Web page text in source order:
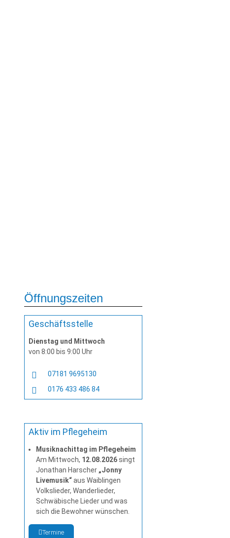
Öffnungszeiten
Geschäftsstelle
Dienstag und Mittwoch
von 8:00 bis 9:00 Uhr
07181 9695130
0176 433 486 84
Aktiv im Pflegeheim
Musiknachittag im Pflegeheim
Am Mittwoch, 12.08.2026singt
Jonathan Harscher „Jonny
Livemusik“aus Waiblingen
Volkslieder, Wanderlieder,
Schwäbische Lieder und was
sich die Bewohner wünschen.
Termine